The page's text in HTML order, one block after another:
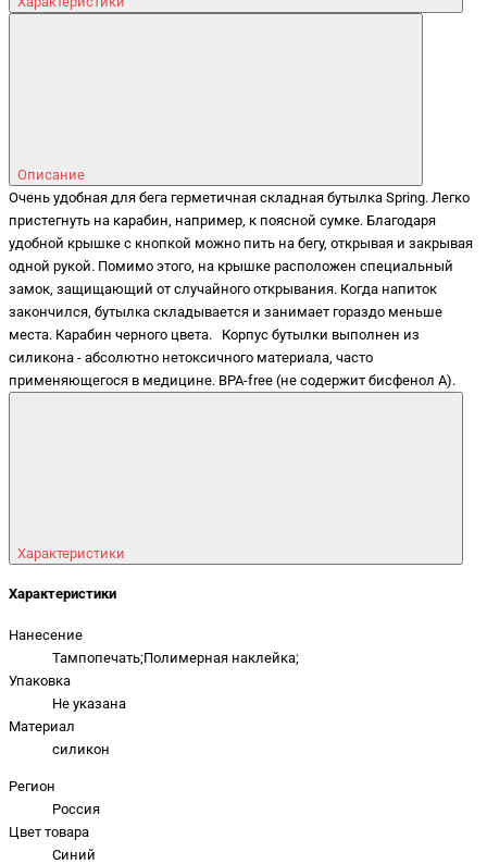
Описание
Очень удобная для бега герметичная складная бутылка Spring. Легко
пристегнуть на карабин, например, к поясной сумке. Благодаря
удобной крышке с кнопкой можно пить на бегу, открывая и закрывая
одной рукой. Помимо этого, на крышке расположен специальный
замок, защищающий от случайного открывания. Когда напиток
закончился, бутылка складывается и занимает гораздо меньше
места. Карабин черного цвета. Корпус бутылки выполнен из
силикона - абсолютно нетоксичного материала, часто
применяющегося в медицине. BPA-free (не содержит бисфенол А).
Характеристики
Характеристики
Нанесение
Тампопечать;Полимерная наклейка;
Упаковка
Не указана
Материал
силикон
Регион
Россия
Цвет товара
Синий